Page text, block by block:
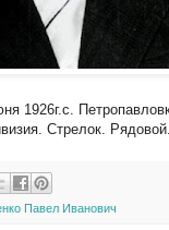
1926г.с.
Стрелок.
Павел Иванович